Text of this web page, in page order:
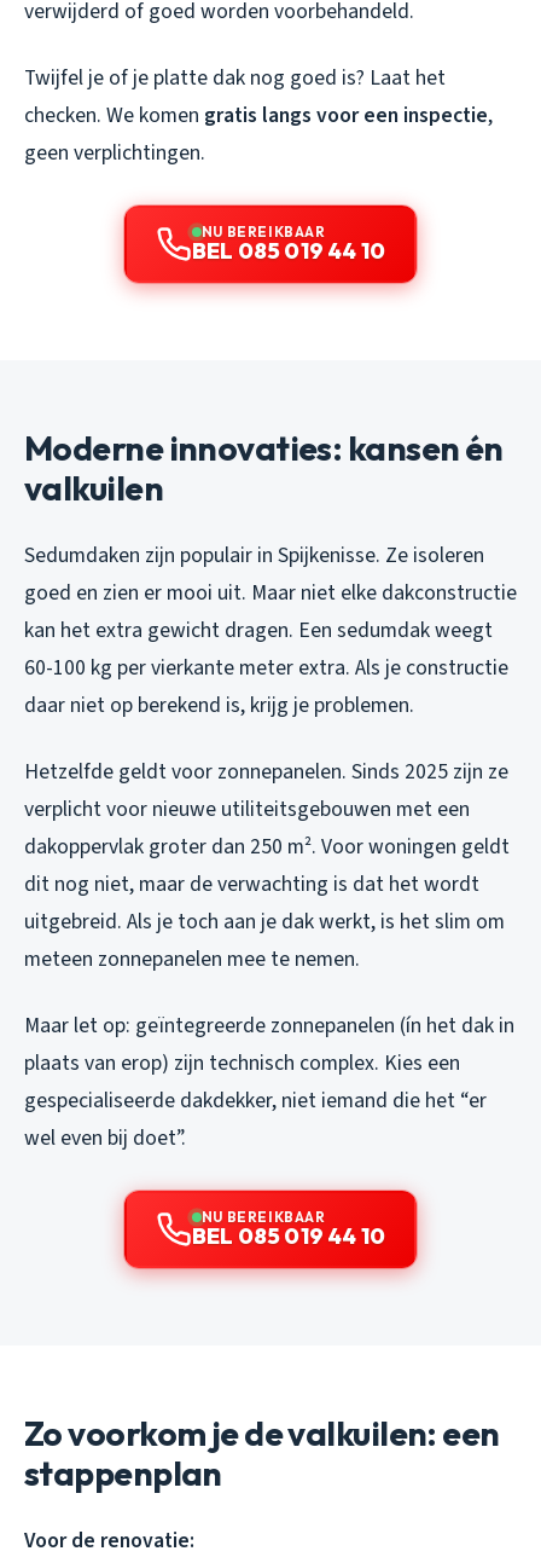
verwijderd of goed worden voorbehandeld.
Twijfel je of je platte dak nog goed is? Laat het
checken. We komen gratis langs voor een inspectie,
geen verplichtingen.
NU BEREIKBAAR
BEL 085 019 44 10
Moderne innovaties: kansen én
valkuilen
Sedumdaken zijn populair in Spijkenisse. Ze isoleren
goed en zien er mooi uit. Maar niet elke dakconstructie
kan het extra gewicht dragen. Een sedumdak weegt
60-100 kg per vierkante meter extra. Als je constructie
daar niet op berekend is, krijg je problemen.
Hetzelfde geldt voor zonnepanelen. Sinds 2025 zijn ze
verplicht voor nieuwe utiliteitsgebouwen met een
dakoppervlak groter dan 250 m². Voor woningen geldt
dit nog niet, maar de verwachting is dat het wordt
uitgebreid. Als je toch aan je dak werkt, is het slim om
meteen zonnepanelen mee te nemen.
Maar let op: geïntegreerde zonnepanelen (ín het dak in
plaats van erop) zijn technisch complex. Kies een
gespecialiseerde dakdekker, niet iemand die het “er
wel even bij doet”.
NU BEREIKBAAR
BEL 085 019 44 10
Zo voorkom je de valkuilen: een
stappenplan
Voor de renovatie: